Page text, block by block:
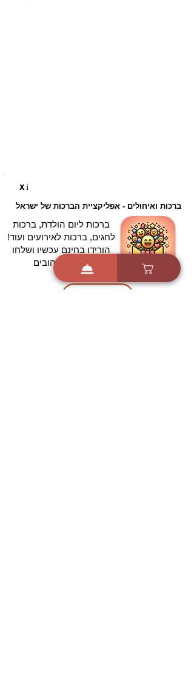
Xi
ברכות ואיחולים - אפליקציית הברכות של ישראל
ברכות ליום הולדת, ברכות
לחגים, ברכות לאירועים ועוד!
הורידו בחינם עכשיו ושלחו
ברכה לאהובים